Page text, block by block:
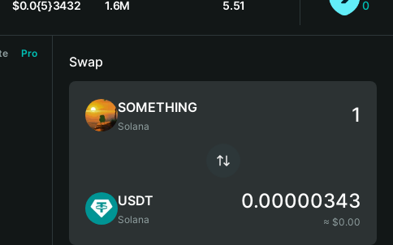
$0.0{5}3432 1.6M 5.51 0
Pro
Swap
SOMETHING
Solana
USDT
Solana
0.00000343
≈ $0.00